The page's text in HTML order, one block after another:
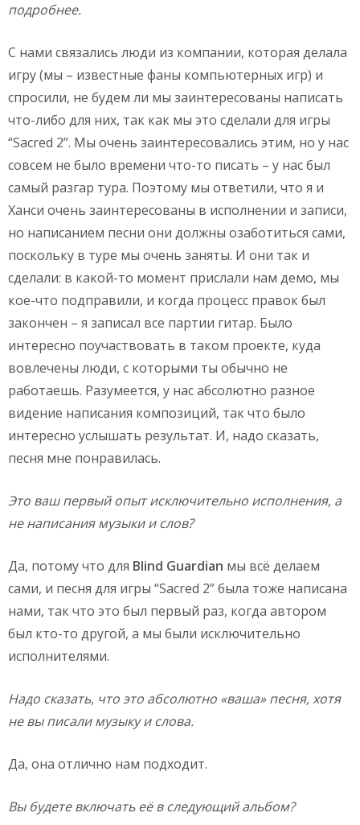
подробнее.
С нами связались люди из компании, которая делала
игру (мы – известные фаны компьютерных игр) и
спросили, не будем ли мы заинтересованы написать
что-либо для них, так как мы это сделали для игры
“Sacred 2”. Мы очень заинтересовались этим, но у нас
совсем не было времени что-то писать – у нас был
самый разгар тура. Поэтому мы ответили, что я и
Ханси очень заинтересованы в исполнении и записи,
но написанием песни они должны озаботиться сами,
поскольку в туре мы очень заняты. И они так и
сделали: в какой-то момент прислали нам демо, мы
кое-что подправили, и когда процесс правок был
закончен – я записал все партии гитар. Было
интересно поучаствовать в таком проекте, куда
вовлечены люди, с которыми ты обычно не
работаешь. Разумеется, у нас абсолютно разное
видение написания композиций, так что было
интересно услышать результат. И, надо сказать,
песня мне понравилась.
Это ваш первый опыт исключительно исполнения, а
не написания музыки и слов?
Да, потому что для Blind Guardian мы всё делаем
сами, и песня для игры “Sacred 2” была тоже написана
нами, так что это был первый раз, когда автором
был кто-то другой, а мы были исключительно
исполнителями.
Надо сказать, что это абсолютно «ваша» песня, хотя
не вы писали музыку и слова.
Да, она отлично нам подходит.
Вы будете включать её в следующий альбом?